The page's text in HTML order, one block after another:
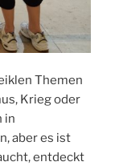
Themen
Krieg oder
in
aber es ist
entdeckt